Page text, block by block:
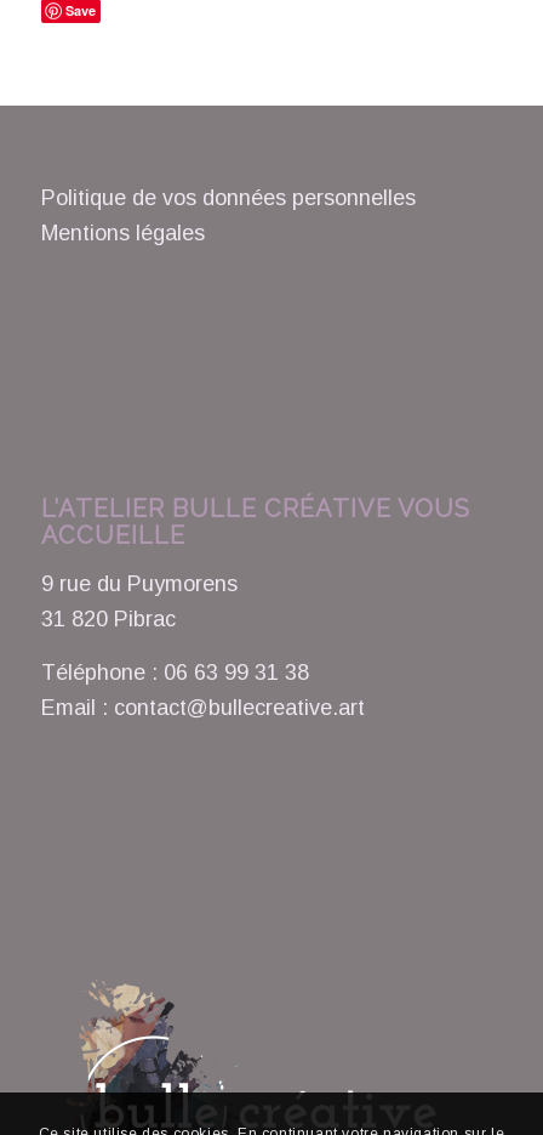
Save
Politique de vos données personnelles
Mentions légales
L’ATELIER BULLE CRÉATIVE VOUS
ACCUEILLE
9 rue du Puymorens
31 820 Pibrac
Téléphone : 06 63 99 31 38
Email : contact@bullecreative.art